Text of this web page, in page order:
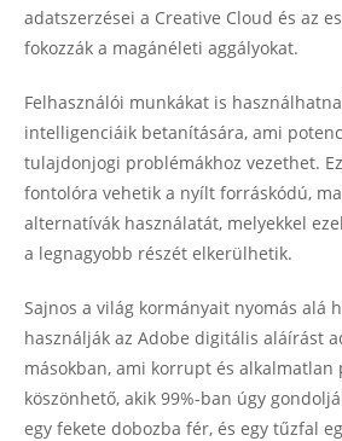
adatszerzései a Creative Cloud és az
fokozzák a magánéleti aggályokat.
Felhasználói munkákat is
intelligenciáik betanítására, ami
tulajdonjogi problémákhoz vezethet.
fontolóra vehetik a nyílt forráskódú,
alternatívák használatát, melyekkel
a legnagyobb részét elkerülhetik.
Sajnos a világ kormányait nyomás alá
használják az Adobe digitális aláírást
másokban, ami korrupt és alkalmatlan
köszönhető, akik 99%-ban úgy
egy fekete dobozba fér, és egy tűzfal